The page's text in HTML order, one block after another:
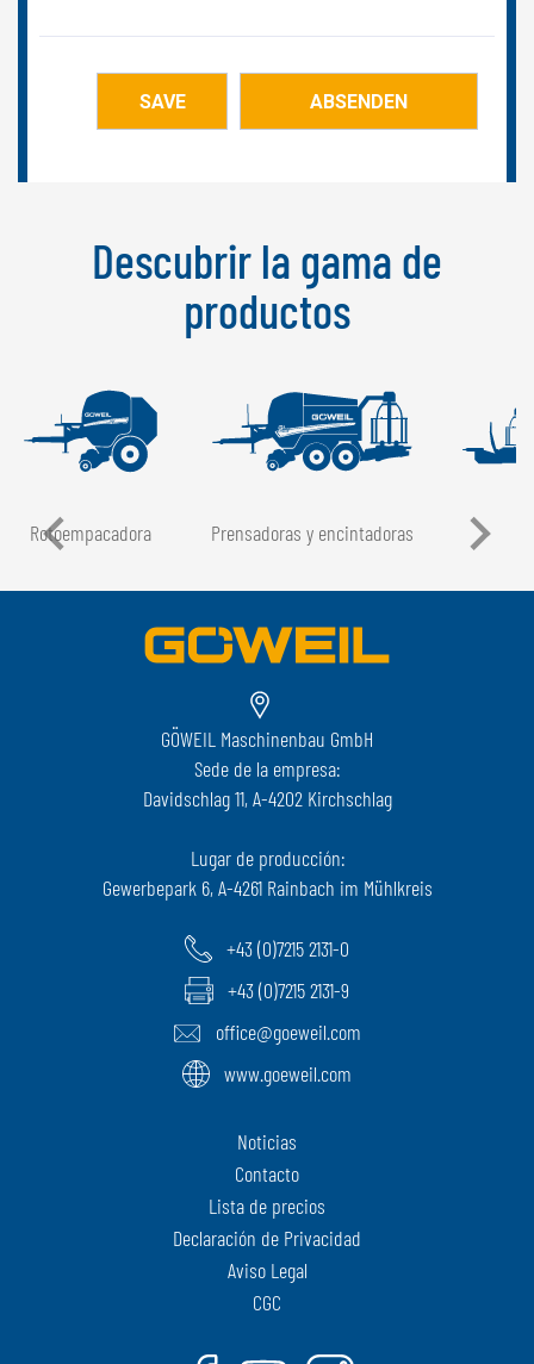
Descubrir la gama de
productos
Rotoempacadora Prensadoras y encintadoras
GÖWEIL Maschinenbau GmbH
Sede de la empresa:
Davidschlag 11, A-4202 Kirchschlag
Lugar de producción:
Gewerbepark 6, A-4261 Rainbach im Mühlkreis
+43 (0)7215 2131-0
+43 (0)7215 2131-9
office@goeweil.com
www.goeweil.com
Noticias
Contacto
Lista de precios
Declaración de Privacidad
Aviso Legal
CGC